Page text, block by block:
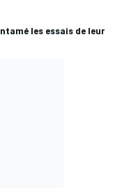
les essais de leur